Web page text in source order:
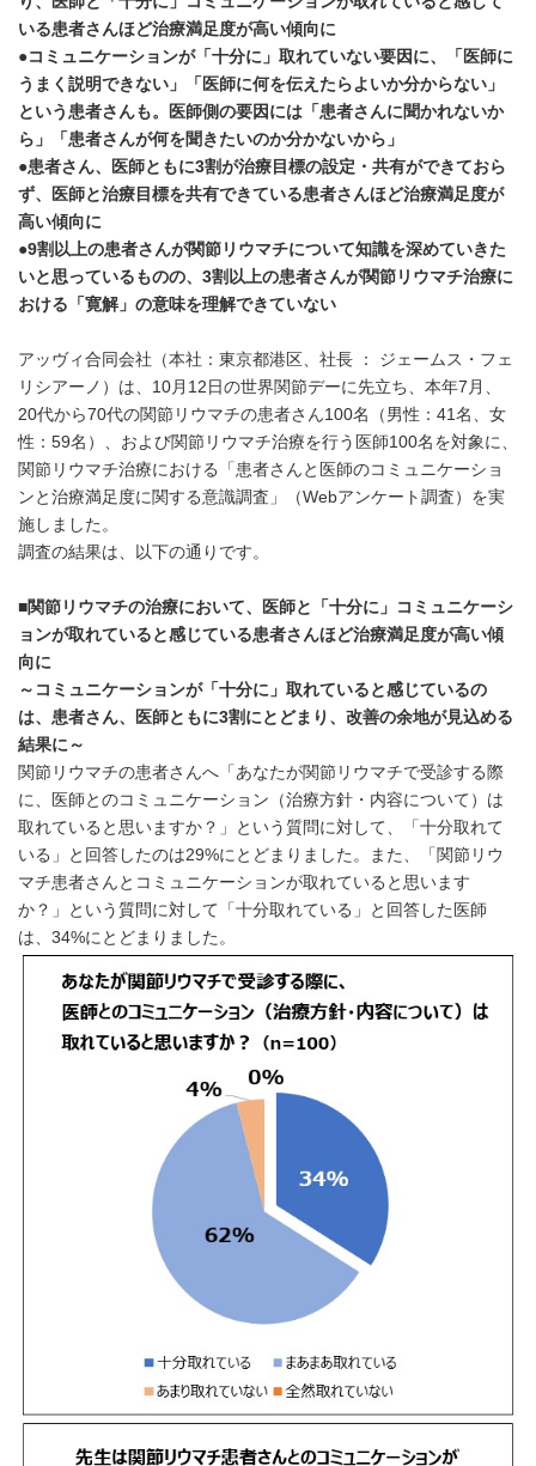
いる患者さんほど治療満足度が高い傾向に
●コミュニケーションが「十分に」取れていない要因に、「医師に
うまく説明できない」「医師に何を伝えたらよいか分からない」
という患者さんも。医師側の要因には「患者さんに聞かれないか
ら」「患者さんが何を聞きたいのか分かないから」
●患者さん、医師ともに3割が治療目標の設定・共有ができておら
ず、医師と治療目標を共有できている患者さんほど治療満足度が
高い傾向に
●9割以上の患者さんが関節リウマチについて知識を深めていきた
いと思っているものの、 3割以上の患者さんが関節リウマチ治療に
おける「寛解」の意味を理解できていない
アッヴィ合同会社（本社：東京都港区、社長 ： ジェームス・フェ
リシアーノ）は、10月12日の世界関節デーに先立ち、本年7月、
20代から70代の関節リウマチの患者さん100名（男性：41名、女
性：59名）、および関節リウマチ治療を行う医師100名を対象に、
関節リウマチ治療における「患者さんと医師のコミュニケーショ
ンと治療満足度に関する意識調査」（Webアンケート調査）を実
施しました。
調査の結果は、以下の通りです。
■関節リウマチの治療において、医師と「十分に」コミュニケーシ
ョンが取れていると感じている患者さんほど治療満足度が高い傾
向に
～コミュニケーションが「十分に」取れていると感じているの
は、患者さん、医師ともに3割にとどまり、改善の余地が見込める
結果に～
関節リウマチの患者さんへ「あなたが関節リウマチで受診する際
に、医師とのコミュニケーション（治療方針・内容について）は
取れていると思いますか？」という質問に対して、「十分取れて
いる」と回答したのは29%にとどまりました。また、「関節リウ
マチ患者さんとコミュニケーションが取れていると思います
か？」という質問に対して「十分取れている」と回答した医師
は、34%にとどまりました。